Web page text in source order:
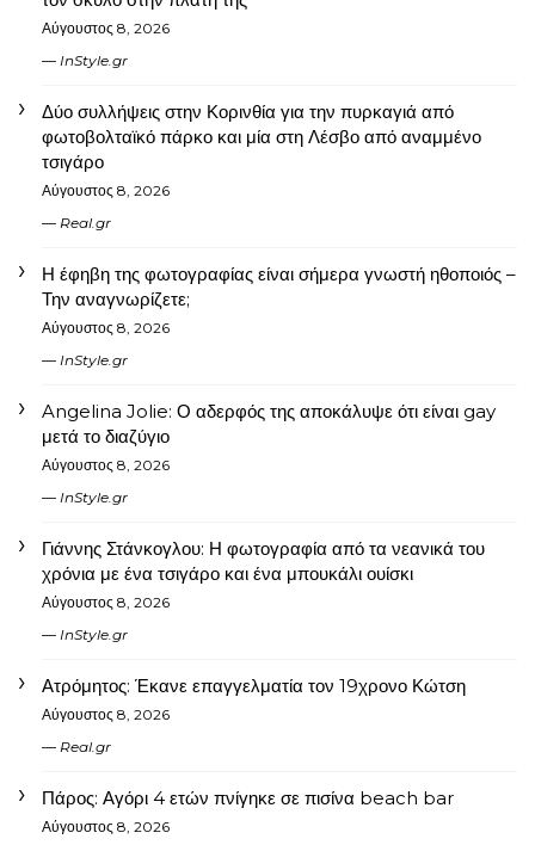
Αύγουστος 8, 2026
InStyle.gr
Δύο συλλήψεις στην Κορινθία για την πυρκαγιά από
φωτοβολταϊκό πάρκο και μία στη Λέσβο από αναμμένο
τσιγάρο
Αύγουστος 8, 2026
Real.gr
Η έφηβη της φωτογραφίας είναι σήμερα γνωστή ηθοποιός –
Την αναγνωρίζετε;
Αύγουστος 8, 2026
InStyle.gr
Angelina Jolie: Ο αδερφός της αποκάλυψε ότι είναι gay
μετά το διαζύγιο
Αύγουστος 8, 2026
InStyle.gr
Γιάννης Στάνκογλου: Η φωτογραφία από τα νεανικά του
χρόνια με ένα τσιγάρο και ένα μπουκάλι ουίσκι
Αύγουστος 8, 2026
InStyle.gr
Ατρόμητος: Έκανε επαγγελματία τον 19χρονο Κώτση
Αύγουστος 8, 2026
Real.gr
Πάρος: Αγόρι 4 ετών πνίγηκε σε πισίνα beach bar
Αύγουστος 8, 2026